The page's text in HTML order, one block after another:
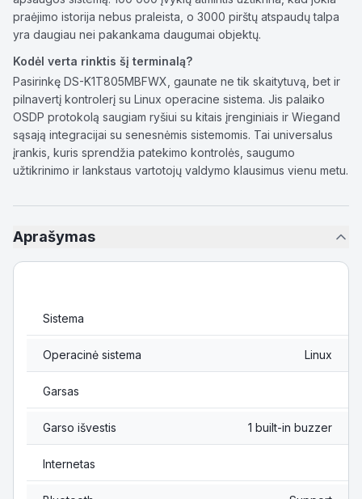
praėjimo istorija nebus praleista, o 3000 pirštų atspaudų talpa
yra daugiau nei pakankama daugumai objektų.
Kodėl verta rinktis šį terminalą?
Pasirinkę DS-K1T805MBFWX, gaunate ne tik skaitytuvą, bet ir
pilnavertį kontrolerį su Linux operacine sistema. Jis palaiko
OSDP protokolą saugiam ryšiui su kitais įrenginiais ir Wiegand
sąsają integracijai su senesnėmis sistemomis. Tai universalus
įrankis, kuris sprendžia patekimo kontrolės, saugumo
užtikrinimo ir lankstaus vartotojų valdymo klausimus vienu metu.
Aprašymas
Sistema
Operacinė sistema Linux
Garsas
Garso išvestis 1 built-in buzzer
Internetas